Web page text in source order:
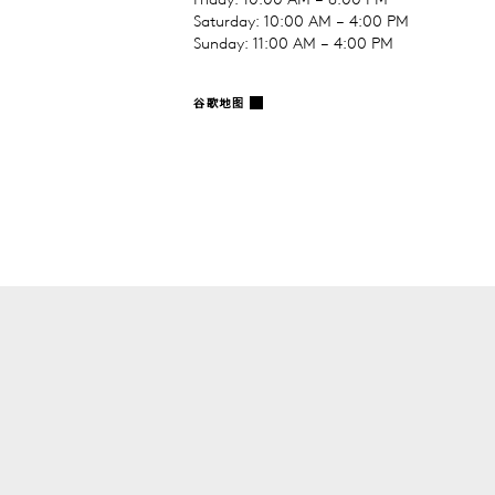
Saturday: 10:00 AM – 4:00 PM
Sunday: 11:00 AM – 4:00 PM
谷歌地图